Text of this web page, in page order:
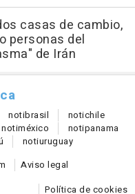
casas de cambio,
personas del
de Irán
notibrasil notichile
notiméxico notipanama
notiuruguay
Aviso legal
Política de cookies